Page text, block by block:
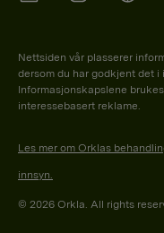
Nettsiden vår plasserer
dersom du har godkjent det
Informasjonskapslene
interessebasert reklame.
Les mer om Orklas
innsyn.
© 2026 Orkla. All rights